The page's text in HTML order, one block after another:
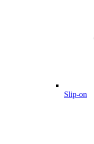
Slip-on